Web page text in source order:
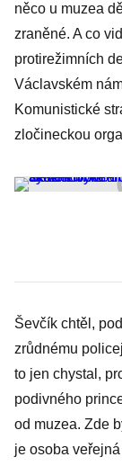
něco u muzea
zraněné. A co
protirežimních
Václavském
Komunistické
zločineckou
Ševčík chtěl,
zrůdnému
to jen chystal,
podivného
od muzea. Zde
je osoba